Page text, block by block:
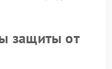
защиты от